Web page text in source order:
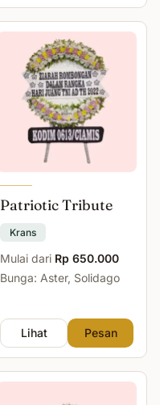
Patriotic Tribute
Krans
Mulai dari Rp 650.000
Bunga: Aster, Solidago
Lihat Pesan